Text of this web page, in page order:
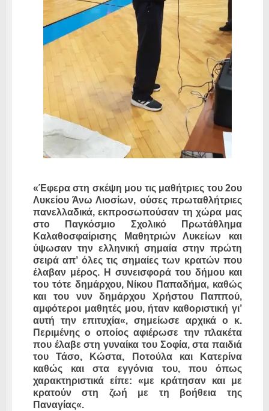
«Έφερα στη σκέψη μου τις μαθήτριες του 2ου
Λυκείου Άνω Λιοσίων, ούσες πρωταθλήτριες
πανελλαδικά, εκπροσωπούσαν τη χώρα μας
στο Παγκόσμιο Σχολικό Πρωτάθλημα
Καλαθοσφαίρισης Μαθητριών Λυκείων και
ύψωσαν την ελληνική σημαία στην πρώτη
σειρά απ’ όλες τις σημαίες των κρατών που
έλαβαν μέρος. Η συνεισφορά του δήμου και
του τότε δημάρχου, Νίκου Παπαδήμα, καθώς
και του νυν δημάρχου Χρήστου Παππού,
αμφότεροι μαθητές μου, ήταν καθοριστική γι’
αυτή την επιτυχία«, σημείωσε αρχικά ο κ.
Περιμένης ο οποίος αφιέρωσε την πλακέτα
που έλαβε στη γυναίκα του Σοφία, στα παιδιά
του Τάσο, Κώστα, Ποτούλα και Κατερίνα
καθώς και στα εγγόνια του, που όπως
χαρακτηριστικά είπε: «με κράτησαν και με
κρατούν στη ζωή με τη βοήθεια της
Παναγίας«.